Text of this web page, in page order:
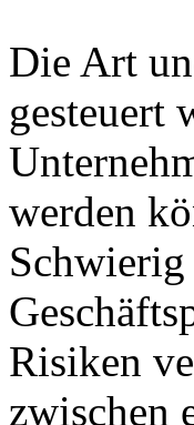
Die Art
gesteuert
werden
Schwierig
Risiken
zwischen